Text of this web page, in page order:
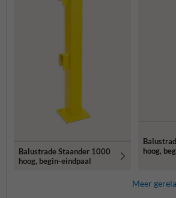
Balustrade Staander 1000
hoog, begin-eindpaal
hoog,
Meer